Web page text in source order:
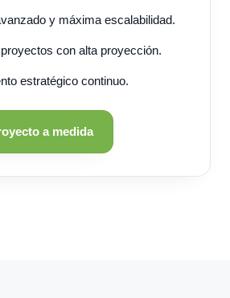
y máxima escalabilidad.
con alta proyección.
estratégico continuo.
a medida